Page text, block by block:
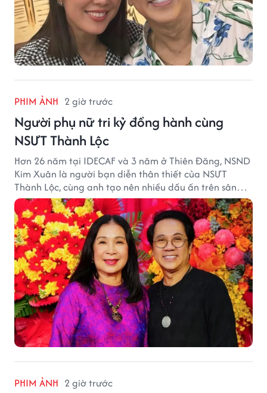
PHIM ẢNH 2 giờ trước
Người phụ nữ tri kỷ đồng hành cùng
NSƯT Thành Lộc
Hơn 26 năm tại IDECAF và 3 năm ở Thiên Đăng, NSND
Kim Xuân là người bạn diễn thân thiết của NSƯT
Thành Lộc, cùng anh tạo nên nhiều dấu ấn trên sân
khấu.
PHIM ẢNH 2 giờ trước